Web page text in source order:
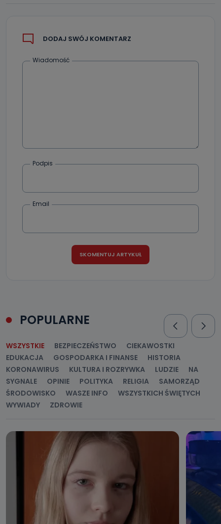
DODAJ SWÓJ KOMENTARZ
Wiadomość
Podpis
Email
POPULARNE
WSZYSTKIE BEZPIECZEŃSTWO
CIEKAWOSTKI
EDUKACJA
GOSPODARKA I FINANSE
HISTORIA
KORONAWIRUS
KULTURA I ROZRYWKA LUDZIE
NA
SYGNALE
OPINIE POLITYKA RELIGIA
SAMORZĄD
ŚRODOWISKO
WASZE INFO
WSZYSTKICH ŚWIĘTYCH
WYWIADY
ZDROWIE